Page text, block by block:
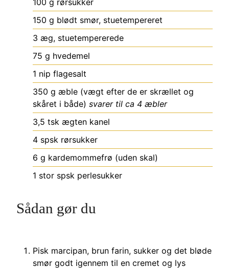
150 g blødt smør, stuetempereret
3 æg, stuetempererede
75 g hvedemel
1 nip flagesalt
350 g æble (vægt efter de er skrællet og
skåret i både) svarer til ca 4 æbler
3,5 tsk ægten kanel
4 spsk rørsukker
6 g kardemommefrø (uden skal)
1 stor spsk perlesukker
Sådan gør du
Pisk marcipan, brun farin, sukker og det bløde
smør godt igennem til en cremet og lys